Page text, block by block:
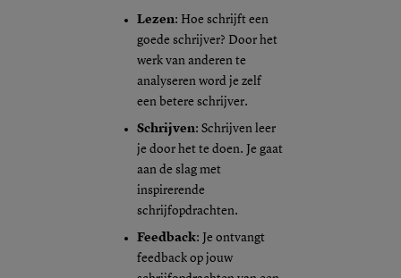
Lezen: Hoe schrijft een
goede schrijver? Door het
werk van anderen te
analyseren word je zelf
een betere schrijver.
Schrijven: Schrijven leer
je door het te doen. Je gaat
aan de slag met
inspirerende
schrijfopdrachten.
Feedback: Je ontvangt
feedback op jouw